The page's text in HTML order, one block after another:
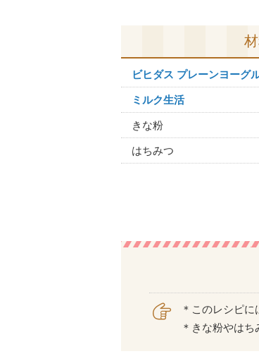
ビヒダス プレーンヨーグ
ミルク生活
きな粉
はちみつ
＊このレシピ
＊きな粉やはち